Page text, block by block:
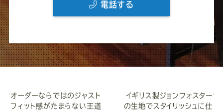
電話する
オーダーならではのジャスト
フィット感がたまらない王道
イギリス製ジョンフォスター
の生地でスタイリッシュに仕